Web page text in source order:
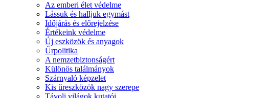
Az emberi élet védelme
Lássuk és halljuk egymást
Időjárás és előrejelzése
Értékeink védelme
Új eszközök és anyagok
Űrpolitika
A nemzetbiztonságért
Különös találmányok
Szárnyaló képzelet
Kis űreszközök nagy szerepe
Távoli világok kutatói